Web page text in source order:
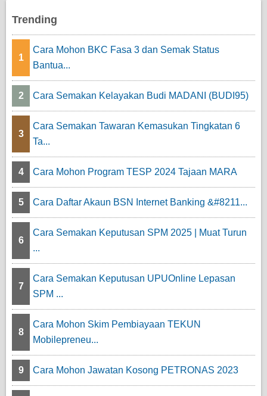
Trending
1
Cara Mohon BKC Fasa 3 dan Semak Status
Bantua...
2 Cara Semakan Kelayakan Budi MADANI (BUDI95)
3
Cara Semakan Tawaran Kemasukan Tingkatan 6
Ta...
4 Cara Mohon Program TESP 2024 Tajaan MARA
5 Cara Daftar Akaun BSN Internet Banking &#8211...
6
Cara Semakan Keputusan SPM 2025 | Muat Turun
...
7
Cara Semakan Keputusan UPUOnline Lepasan
SPM ...
8
Cara Mohon Skim Pembiayaan TEKUN
Mobilepreneu...
9 Cara Mohon Jawatan Kosong PETRONAS 2023